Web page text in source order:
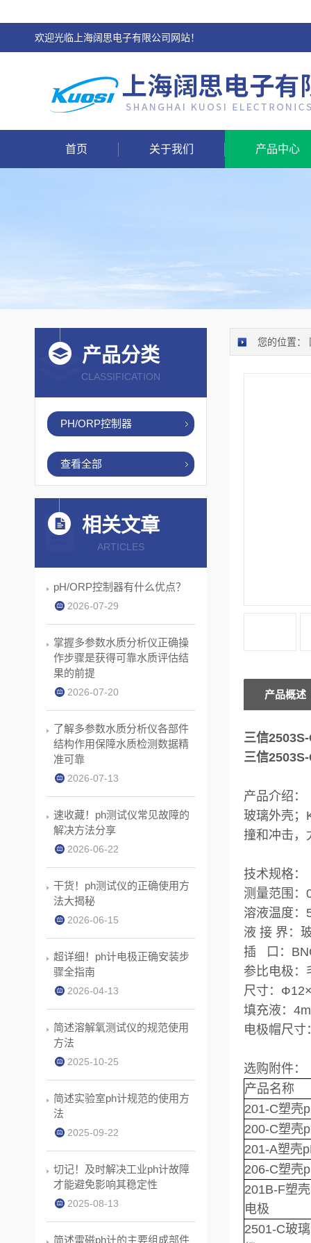
欢迎光临上海阔思电子有限公司网站！
首页 关于我们 产品中心
您的位置：
产品概述
三信
三信
产品介绍：
玻璃外壳；
撞和冲击，
技术规格：
测量范围
溶液温度
液 接 界
插 口：
参比电极
尺寸：
填充液：
电极帽尺
选购附件：
产品名称
201-C塑壳
200-C塑壳
201-A塑壳
206-C塑壳
201B-F塑
电极
2501-C玻
产品分类
CLASSIFICATION
PH/ORP控制器
查看全部
相关文章
ARTICLES
pH/ORP控制器有什么优点？
2026-07-29
掌握多参数水质分析仪正确操
作步骤是获得可靠水质评估结
果的前提
2026-07-20
了解多参数水质分析仪各部件
结构作用保障水质检测数据精
准可靠
2026-07-13
速收藏！ph测试仪常见故障的
解决方法分享
2026-06-22
干货！ph测试仪的正确使用方
法大揭秘
2026-06-15
超详细！ph计电极正确安装步
骤全指南
2026-04-13
简述溶解氧测试仪的规范使用
方法
2025-10-25
简述实验室ph计规范的使用方
法
2025-09-22
切记！及时解决工业ph计故障
才能避免影响其稳定性
2025-08-13
简述雷磁ph计的主要组成部件